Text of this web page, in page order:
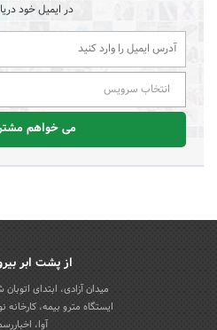
در ایمیل خود
انتخاب سرویس
می خواهم
از پشت ابر
میدان آزادی، ابتدای
ایستگاه مترو بیمه،
آوا،